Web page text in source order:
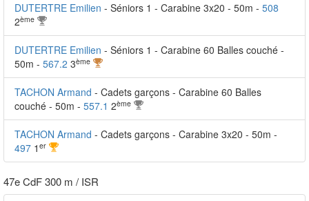
DUTERTRE Emilien - Séniors 1 - Carabine 3x20 - 50m - 508
2ème
DUTERTRE Emilien - Séniors 1 - Carabine 60 Balles couché -
50m - 567.2 3ème
TACHON Armand - Cadets garçons - Carabine 60 Balles
couché - 50m - 557.1 2ème
TACHON Armand - Cadets garçons - Carabine 3x20 - 50m -
497 1 er
47e CdF 300 m / ISR